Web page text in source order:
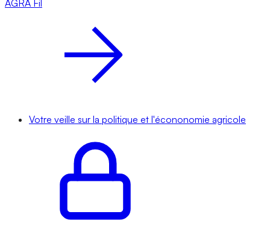
AGRA Fil
Votre veille sur la politique et l'écononomie agricole